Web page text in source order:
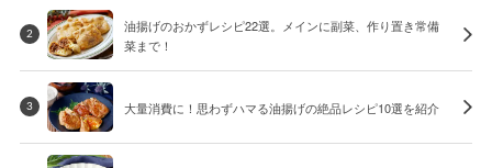
2
油揚げのおかずレシピ22選。メインに副菜、作り置き常備
菜まで！
3 大量消費に！思わずハマる油揚げの絶品レシピ10選を紹介